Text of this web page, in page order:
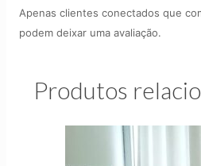
Apenas clientes conectados que
podem deixar uma avaliação.
Produtos